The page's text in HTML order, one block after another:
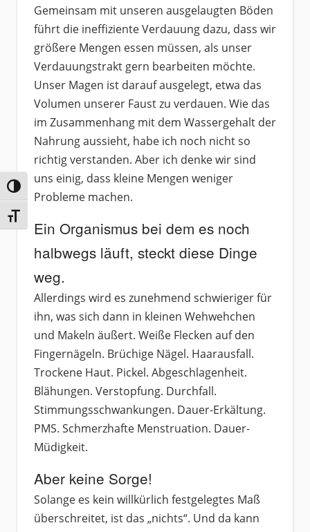
Umschalten auf hohe Kontraste
Schrift vergrößern
Gemeinsam mit unseren ausgelaugten Böden
führt die ineffiziente Verdauung dazu, dass wir
größere Mengen essen müssen, als unser
Verdauungstrakt gern bearbeiten möchte.
Unser Magen ist darauf ausgelegt, etwa das
Volumen unserer Faust zu verdauen. Wie das
im Zusammenhang mit dem Wassergehalt der
Nahrung aussieht, habe ich noch nicht so
richtig verstanden. Aber ich denke wir sind
uns einig, dass kleine Mengen weniger
Probleme machen.
Ein Organismus bei dem es noch
halbwegs läuft, steckt diese Dinge
weg.
Allerdings wird es zunehmend schwieriger für
ihn, was sich dann in kleinen Wehwehchen
und Makeln äußert. Weiße Flecken auf den
Fingernägeln. Brüchige Nägel. Haarausfall.
Trockene Haut. Pickel. Abgeschlagenheit.
Blähungen. Verstopfung. Durchfall.
Stimmungsschwankungen. Dauer-Erkältung.
PMS. Schmerzhafte Menstruation. Dauer-
Müdigkeit.
Aber keine Sorge!
Solange es kein willkürlich festgelegtes Maß
überschreitet, ist das „nichts“. Und da kann